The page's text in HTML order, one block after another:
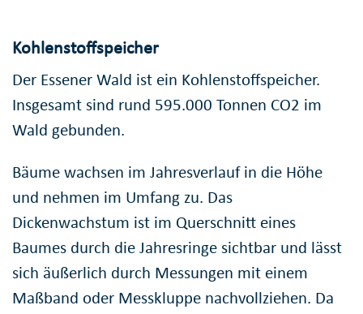
Kohlenstoffspeicher
Der Essener Wald ist ein Kohlenstoffspeicher.
Insgesamt sind rund 595.000 Tonnen CO2 im
Wald gebunden.
Bäume wachsen im Jahresverlauf in die Höhe
und nehmen im Umfang zu. Das
Dickenwachstum ist im Querschnitt eines
Baumes durch die Jahresringe sichtbar und lässt
sich äußerlich durch Messungen mit einem
Maßband oder Messkluppe nachvollziehen. Da